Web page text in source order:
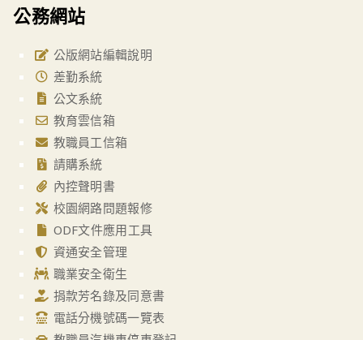
公務網站
公版網站編輯說明
差勤系統
公文系統
教育雲信箱
教職員工信箱
請購系統
內控聲明書
校園網路問題報修
ODF文件應用工具
資通安全管理
職業安全衛生
捐款芳名錄及同意書
電話分機號碼一覽表